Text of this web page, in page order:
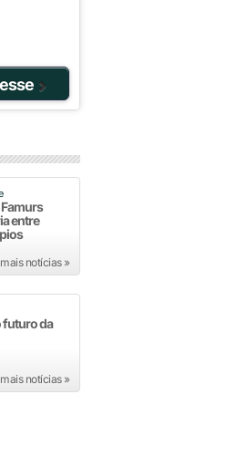
entre
mais notícias »
futuro da
mais notícias »